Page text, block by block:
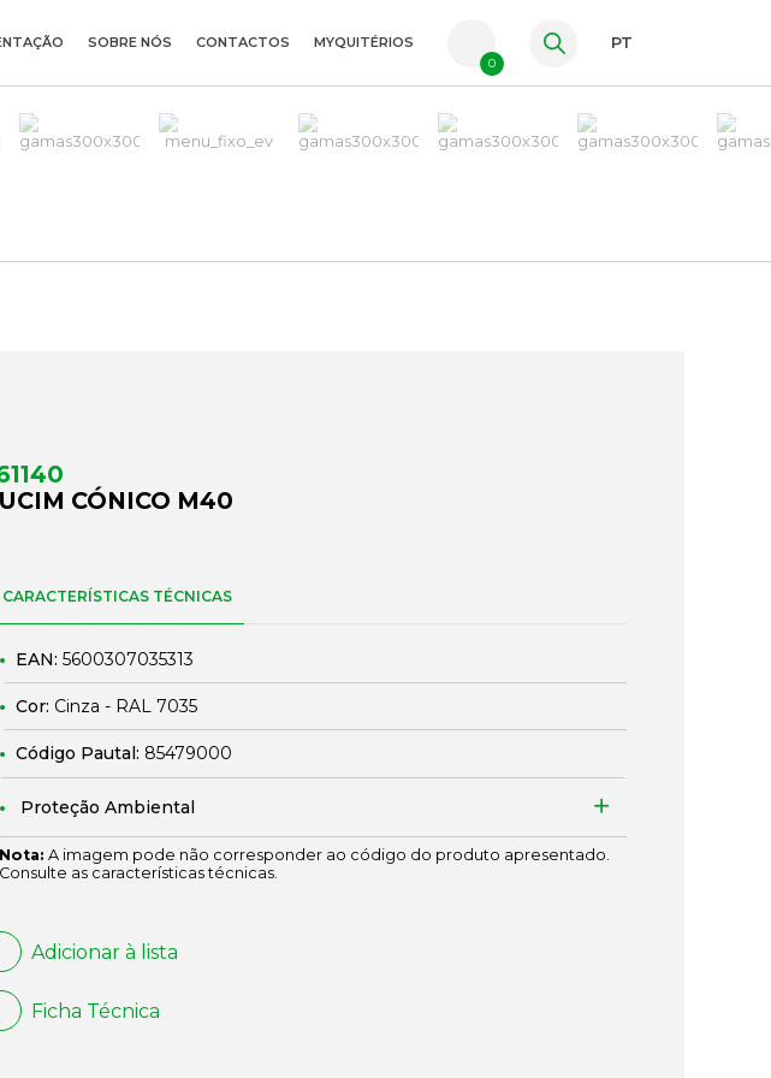
ES
SOBRE NÓS CONTACTOS MYQUITÉRIOS
0
PT
CÓNICO M40
CARACTERÍSTICAS TÉCNICAS
EAN: 5600307035313
Cor: Cinza - RAL 7035
Código Pautal: 85479000
Proteção Ambiental
Nota: A imagem pode não corresponder ao código do produto apresentado.
Consulte as características técnicas.
Adicionar à lista
Ficha Técnica